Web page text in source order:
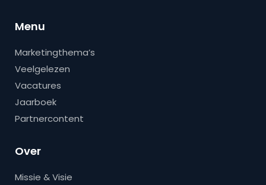
Menu
Marketingthema’s
Veelgelezen
Vacatures
Jaarboek
Partnercontent
Over
Missie & Visie